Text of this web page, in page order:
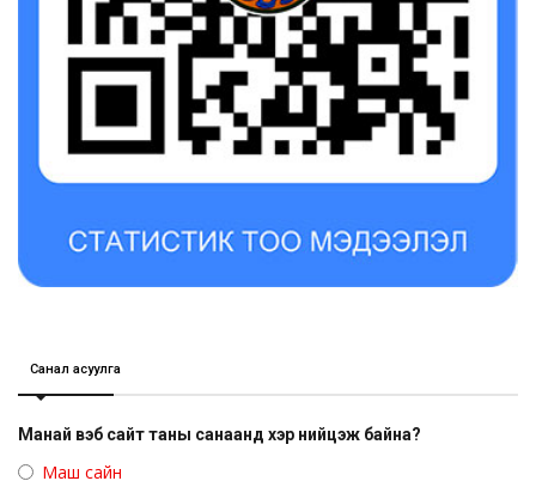
Санал асуулга
Манай вэб сайт таны санаанд хэр нийцэж байна?
Маш сайн